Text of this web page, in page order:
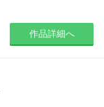
作品詳細へ